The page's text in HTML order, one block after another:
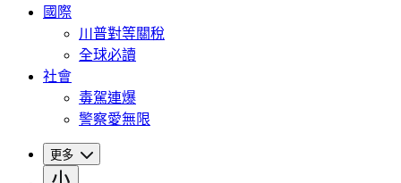
國際
川普對等關稅
全球必讀
社會
毒駕連爆
警察愛無限
更多